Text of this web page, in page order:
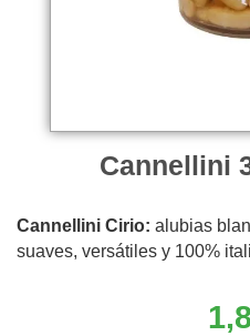
Cannellini
Cannellini Cirio: alubias
suaves, versátiles y 100%